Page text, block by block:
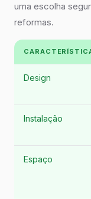
uma escolha
reformas.
Design
Instalação
Espaço